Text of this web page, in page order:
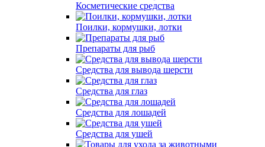
Косметические средства
Поилки, кормушки, лотки
Препараты для рыб
Средства для вывода шерсти
Средства для глаз
Средства для лошадей
Средства для ушей